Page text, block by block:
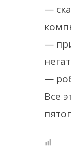
—
—
—
Все